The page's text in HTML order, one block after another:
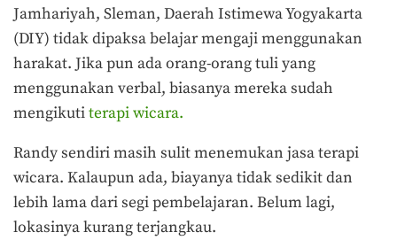
Jamhariyah, Sleman, Daerah Istimewa Yogyakarta
(DIY) tidak dipaksa belajar mengaji menggunakan
harakat. Jika pun ada orang-orang tuli yang
menggunakan verbal, biasanya mereka sudah
mengikutiterapi wicara.
Randy sendiri masih sulit menemukan jasa terapi
wicara. Kalaupun ada, biayanya tidak sedikit dan
lebih lama dari segi pembelajaran. Belum lagi,
lokasinya kurang terjangkau.